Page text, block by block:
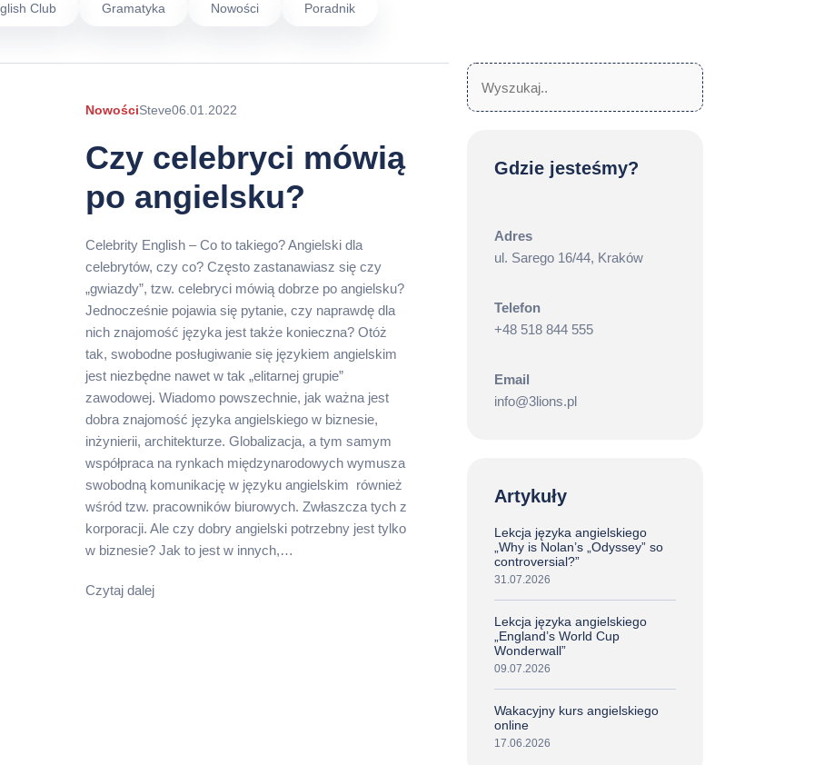
Club Gramatyka Nowości Poradnik
NowościAutor
Steve06.01.2022
Czy celebryci mówią
po angielsku?
Celebrity English – Co to takiego? Angielski dla
celebrytów, czy co? Często zastanawiasz się czy
„gwiazdy”, tzw. celebryci mówią dobrze po angielsku?
Jednocześnie pojawia się pytanie, czy naprawdę dla
nich znajomość języka jest także konieczna? Otóż
tak, swobodne posługiwanie się językiem angielskim
jest niezbędne nawet w tak „elitarnej grupie”
zawodowej. Wiadomo powszechnie, jak ważna jest
dobra znajomość języka angielskiego w biznesie,
inżynierii, architekturze. Globalizacja, a tym samym
współpraca na rynkach międzynarodowych wymusza
swobodną komunikację w języku angielskim również
wśród tzw. pracowników biurowych. Zwłaszcza tych z
korporacji. Ale czy dobry angielski potrzebny jest tylko
w biznesie? Jak to jest w innych,…
Czytaj dalej
Szukaj:
Szukaj
Gdzie jesteśmy?
Adres
ul. Sarego 16/44, Kraków
Telefon
+48 518 844 555
Email
info@3lions.pl
Artykuły
Lekcja języka angielskiego
„Why is Nolan’s „Odyssey” so
controversial?”
31.07.2026
Lekcja języka angielskiego
„England’s World Cup
Wonderwall”
09.07.2026
Wakacyjny kurs angielskiego
online
17.06.2026